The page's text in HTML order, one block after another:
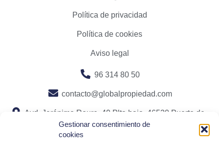
Gestionar consentimiento de
cookies
Política de privacidad
Política de cookies
Aviso legal
96 314 80 50
contacto@globalpropiedad.com
Avd. Jerónimo Roure, 49 Plta baja. 46520 Puerto de
Sagunto, Valencia